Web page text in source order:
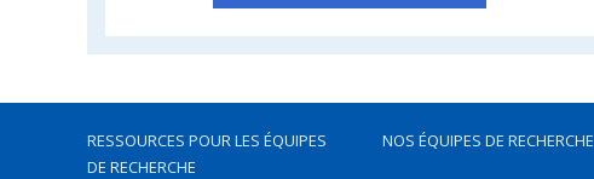
RESSOURCES POUR LES ÉQUIPES
DE RECHERCHE
NOS ÉQUIPES DE RECHERCHE